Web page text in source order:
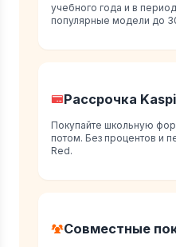
учебного года и в
популярные модели до
Рассрочка
Покупайте школьную
потом. Без процентов и
Red.
Совместные